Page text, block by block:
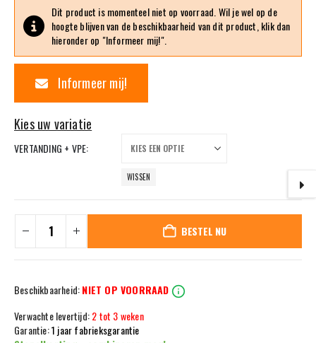
Dit product is momenteel niet op voorraad. Wil je wel op de
hoogte blijven van de beschikbaarheid van dit product, klik dan
hieronder op "Informeer mij!".
Informeer mij!
VERTANDING + VPE
WISSEN
BESTEL NU
Beschikbaarheid:NIET OP VOORRAAD
Verwachte levertijd:2 tot 3 weken
Garantie:1 jaar fabrieksgarantie